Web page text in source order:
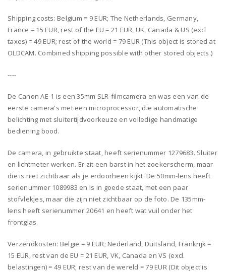
Shipping costs: Belgium = 9 EUR; The Netherlands, Germany,
France = 15 EUR, rest of the EU = 21 EUR, UK, Canada & US (excl
taxes) = 49 EUR; rest of the world = 79 EUR (This object is stored at
OLDCAM. Combined shipping possible with other stored objects.)
----
De Canon AE-1 is een 35mm SLR-filmcamera en was een van de
eerste camera's met een microprocessor, die automatische
belichting met sluitertijdvoorkeuze en volledige handmatige
bediening bood.
De camera, in gebruikte staat, heeft serienummer 1279683. Sluiter
en lichtmeter werken. Er zit een barst in het zoekerscherm, maar
die is niet zichtbaar als je erdoorheen kijkt. De 50mm-lens heeft
serienummer 1089983 en is in goede staat, met een paar
stofvlekjes, maar die zijn niet zichtbaar op de foto. De 135mm-
lens heeft serienummer 20641 en heeft wat vuil onder het
frontglas.
Verzendkosten: België = 9 EUR; Nederland, Duitsland, Frankrijk =
15 EUR, rest van de EU = 21 EUR, VK, Canada en VS (excl.
belastingen) = 49 EUR; rest van de wereld = 79 EUR (Dit object is